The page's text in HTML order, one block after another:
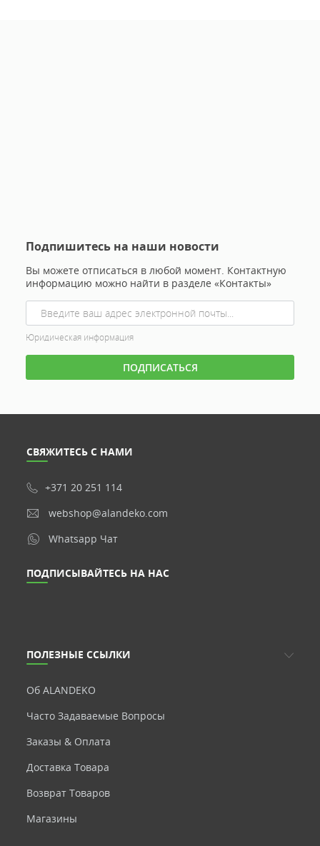
Подпишитесь на наши новости
Вы можете отписаться в любой момент. Контактную
информацию можно найти в разделе «Контакты»
Юридическая информация
СВЯЖИТЕСЬ С НАМИ
+371 20 251 114
webshop@alandeko.com
Whatsapp Чат
ПОЛЕЗНЫЕ ССЫЛКИ
Об ALANDEKO
Часто Задаваемые Вопросы
Заказы & Оплата
Доставка Товара
Возврат Товаров
Магазины
ПОДПИСЫВАЙТЕСЬ НА НАС